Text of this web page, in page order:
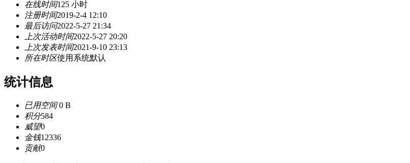
在线时间125 小时
注册时间2019-2-4 12:10
最后访问2022-5-27 21:34
上次活动时间2022-5-27 20:20
上次发表时间2021-9-10 23:13
所在时区使用系统默认
统计信息
已用空间0 B
积分584
威望0
金钱12336
贡献0